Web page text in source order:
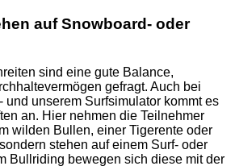
auf Snowboard- oder
sind eine gute Balance,
gefragt. Auch bei
und unserem Surfsimulator kommt es
an. Hier nehmen die Teilnehmer
wilden Bullen, einer Tigerente oder
stehen auf einem Surf- oder
Bullriding bewegen sich diese mit der